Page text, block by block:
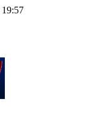
19:57